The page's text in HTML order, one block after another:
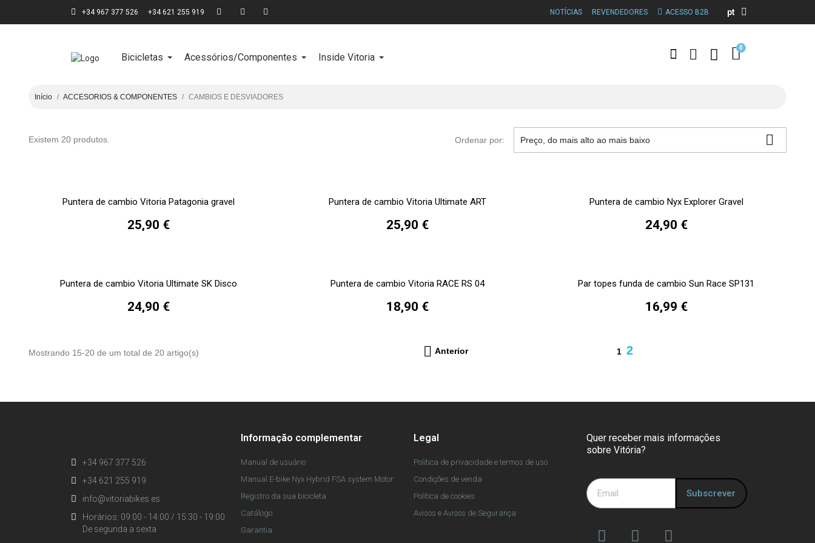
+34 967 377 526 +34 621 255 919 NOTÍCIAS REVENDEDORES ACESSO B2B pt
Bicicletas Acessórios/Componentes Inside Vitoria
Início ACCESORIOS & COMPONENTES CAMBIOS E DESVIADORES
Existem 20 produtos. Ordenar por: Preço, do mais alto ao mais baixo 
Puntera de cambio Vitoria Patagonia gravel
25,90 €
Puntera de cambio Vitoria Ultimate ART
25,90 €
Puntera de cambio Nyx Explorer Gravel
24,90 €
Puntera de cambio Vitoria Ultimate SK Disco
24,90 €
Puntera de cambio Vitoria RACE RS 04
18,90 €
Par topes funda de cambio Sun Race SP131
16,99 €
Mostrando 15-20 de um total de 20 artigo(s)  Anterior 1 2
+34 967 377 526
+34 621 255 919
info@vitoriabikes.es
Horários: 09:00 - 14:00 / 15:30 - 19:00
De segunda a sexta
Informação complementar
Manual de usuário
Manual E-bike Nyx Hybrid FSA system Motor
Registro da sua bicicleta
Catálogo
Garantia
Legal
Política de privacidade e termos de uso
Condições de venda
Política de cookies
Avisos e Avisos de Segurança
Quer receber mais informações
sobre Vitória?
Subscrever